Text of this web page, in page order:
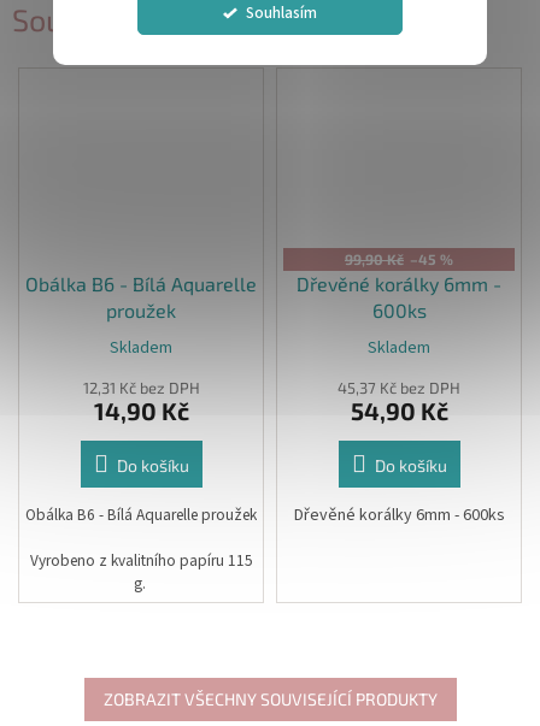
Souhlasím
Související produkty
Obálka B6 - Bílá Aquarelle
proužek
Skladem
12,31 Kč bez DPH
14,90 Kč
Do košíku
Obálka B6 - Bílá Aquarelle proužek
Vyrobeno z kvalitního papíru 115
g.
99,90 Kč –45 %
Dřevěné korálky 6mm -
600ks
Skladem
45,37 Kč bez DPH
54,90 Kč
Do košíku
Dřevěné korálky 6mm - 600ks
ZOBRAZIT VŠECHNY SOUVISEJÍCÍ PRODUKTY